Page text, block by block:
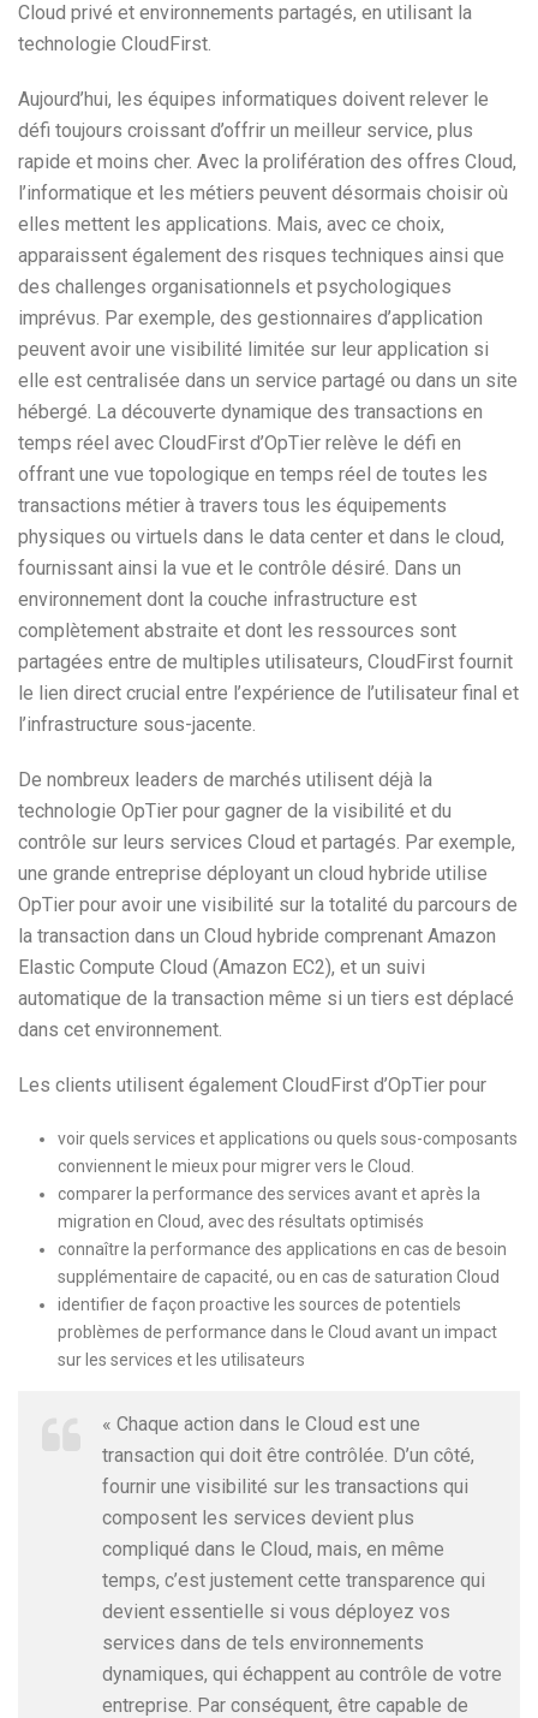
Cloud privé et environnements partagés, en utilisant la
technologie CloudFirst.
Aujourd’hui, les équipes informatiques doivent relever le
défi toujours croissant d’offrir un meilleur service, plus
rapide et moins cher. Avec la prolifération des offres Cloud,
l’informatique et les métiers peuvent désormais choisir où
elles mettent les applications. Mais, avec ce choix,
apparaissent également des risques techniques ainsi que
des challenges organisationnels et psychologiques
imprévus. Par exemple, des gestionnaires d’application
peuvent avoir une visibilité limitée sur leur application si
elle est centralisée dans un service partagé ou dans un site
hébergé. La découverte dynamique des transactions en
temps réel avec CloudFirst d’OpTier relève le défi en
offrant une vue topologique en temps réel de toutes les
transactions métier à travers tous les équipements
physiques ou virtuels dans le data center et dans le cloud,
fournissant ainsi la vue et le contrôle désiré. Dans un
environnement dont la couche infrastructure est
complètement abstraite et dont les ressources sont
partagées entre de multiples utilisateurs, CloudFirst fournit
le lien direct crucial entre l’expérience de l’utilisateur final et
l’infrastructure sous-jacente.
De nombreux leaders de marchés utilisent déjà la
technologie OpTier pour gagner de la visibilité et du
contrôle sur leurs services Cloud et partagés. Par exemple,
une grande entreprise déployant un cloud hybride utilise
OpTier pour avoir une visibilité sur la totalité du parcours de
la transaction dans un Cloud hybride comprenant Amazon
Elastic Compute Cloud (Amazon EC2), et un suivi
automatique de la transaction même si un tiers est déplacé
dans cet environnement.
Les clients utilisent également CloudFirst d’OpTier pour
voir quels services et applications ou quels sous-composants
conviennent le mieux pour migrer vers le Cloud.
comparer la performance des services avant et après la
migration en Cloud, avec des résultats optimisés
connaître la performance des applications en cas de besoin
supplémentaire de capacité, ou en cas de saturation Cloud
identifier de façon proactive les sources de potentiels
problèmes de performance dans le Cloud avant un impact
sur les services et les utilisateurs
« Chaque action dans le Cloud est une
transaction qui doit être contrôlée. D’un côté,
fournir une visibilité sur les transactions qui
composent les services devient plus
compliqué dans le Cloud, mais, en même
temps, c’est justement cette transparence qui
devient essentielle si vous déployez vos
services dans de tels environnements
dynamiques, qui échappent au contrôle de votre
entreprise. Par conséquent, être capable de